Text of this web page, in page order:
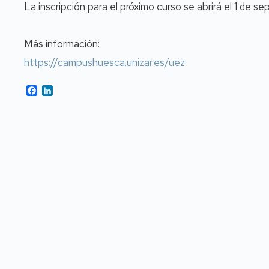
La inscripción para el próximo curso se abrirá el 1 de
Más información:
https://campushuesca.unizar.es/uez
Facebook